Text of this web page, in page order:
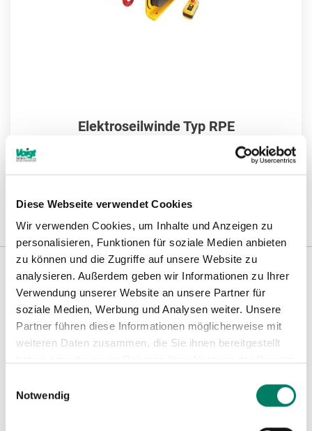
Diese Webseite verwendet Cookies
Wir verwenden Cookies, um Inhalte und Anzeigen zu
personalisieren, Funktionen für soziale Medien anbieten
zu können und die Zugriffe auf unsere Website zu
analysieren. Außerdem geben wir Informationen zu Ihrer
Verwendung unserer Website an unsere Partner für
soziale Medien, Werbung und Analysen weiter. Unsere
Partner führen diese Informationen möglicherweise mit
weiteren Daten zusammen, die Sie ihnen bereitgestellt
Notwendig
Elektroseilwinde Typ RPE
Weitere Informationen
Hinweise